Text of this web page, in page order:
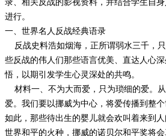
进行。
一、世界名人反战经典语录
反战史料浩如烟海，正所谓弱水三千，
些反战的伟人们那些语言优美、直达人心
悟，以期引发学生心灵深处的共鸣。
材料一、不为大而爱，只为琐细的爱。
爱。我们要以挪威为中心，将爱传播到整个
如此，那些待出生的婴儿就会欢叫着来到
世界和平的火种，挪威的诺贝尔和平奖将会